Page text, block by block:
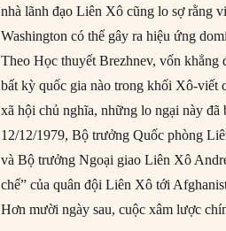
nhà lãnh đạo Liên Xô cũng lo sợ rằng
Washington có thể gây ra hiệu ứng
Theo Học thuyết Brezhnev, vốn
bất kỳ quốc gia nào trong khối Xô-viết
xã hội chủ nghĩa, những lo ngại này
12/12/1979, Bộ trưởng Quốc phòng
và Bộ trưởng Ngoại giao Liên Xô
chế” của quân đội Liên Xô tới
Hơn mười ngày sau, cuộc xâm lược